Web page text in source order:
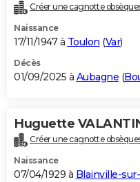
Créer une cagnotte
Naissance
17/11/1947 à Toulon (Var)
Décès
01/09/2025 à Aubagne (
Huguette
Créer une cagnotte
Naissance
07/04/1929 à Blainville-